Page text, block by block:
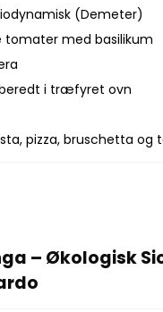
(Demeter)
tomater med basilikum
i træfyret ovn
pizza, bruschetta og
– Økologisk